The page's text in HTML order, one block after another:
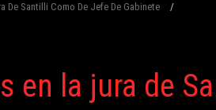
De Santilli Como De Jefe De Gabinete /
en la jura de